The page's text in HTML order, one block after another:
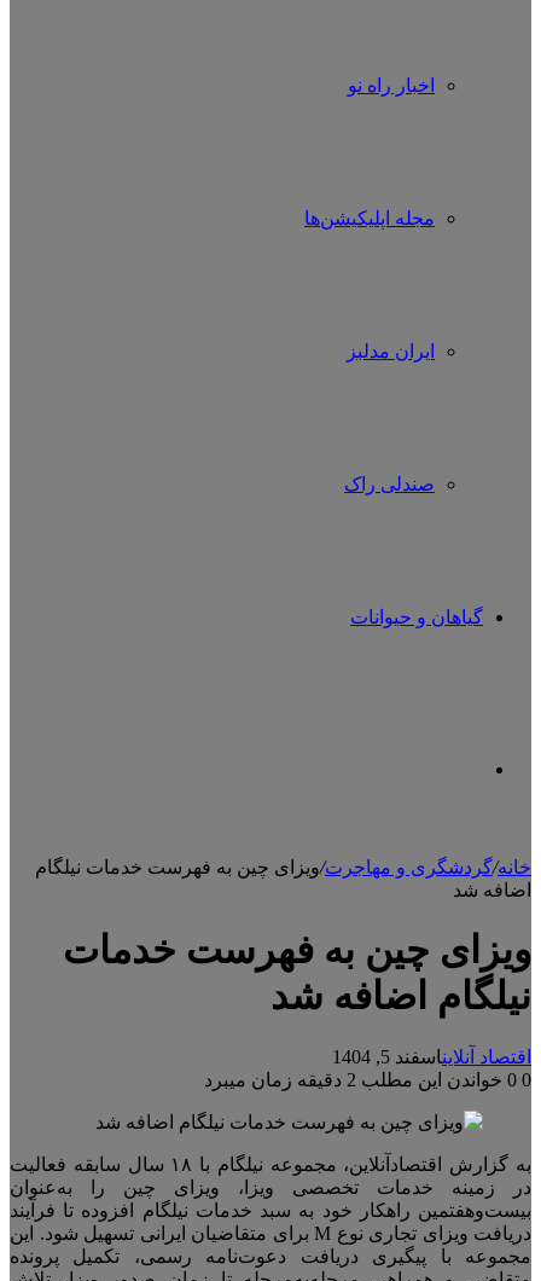
اخبار راه نو
مجله اپلیکیشن‌ها
ایران مدلبز
صندلی راک
گیاهان و حیوانات
پوسته
خانه/گردشگری و مهاجرت/ویزای چین به فهرست خدمات نیلگام
اضافه شد
ویزای چین به فهرست خدمات
نیلگام اضافه شد
اقتصاد آنلایناسفند 5, 1404
0
خواندن این مطلب 2 دقیقه زمان میبرد
به گزارش اقتصادآنلاین، مجموعه نیلگام با ۱۸ سال سابقه فعالیت
در زمینه خدمات تخصصی ویزا، ویزای چین را به‌عنوان
بیست‌وهفتمین راهکار خود به سبد خدمات نیلگام افزوده تا فرآیند
دریافت ویزای تجاری نوع M برای متقاضیان ایرانی تسهیل شود. این
مجموعه با پیگیری دریافت دعوت‌نامه رسمی، تکمیل پرونده